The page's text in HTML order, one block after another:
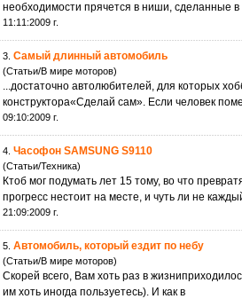
необходимости прячется в ниши, сделанные в
11:11:2009 г.
3. Самый длинный автомобиль
(Статьи/В мире моторов)
...достаточно автолюбителей, для которых
конструктора«Сделай сам». Если человек
09:10:2009 г.
4. Часофон SAMSUNG S9110
(Статьи/Техника)
Ктоб мог подумать лет 15 тому, во что
прогресс нестоит на месте, и чуть ли не
21:09:2009 г.
5. Автомобиль, который ездит по небу
(Статьи/В мире моторов)
Скорей всего, Вам хоть раз в
им хоть иногда пользуетесь). И как в